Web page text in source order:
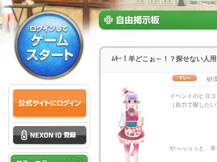
ﾑｷｰ！羊どこぉ～！？探せない人用
砂
イベントのヒヨ
（自力で探した
やっっっっと 羊